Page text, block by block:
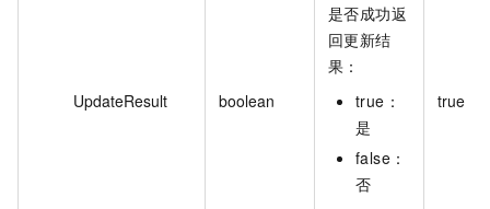
UpdateResult boolean
是否成功返
回更新结
果：
true：
是
false：
否
true